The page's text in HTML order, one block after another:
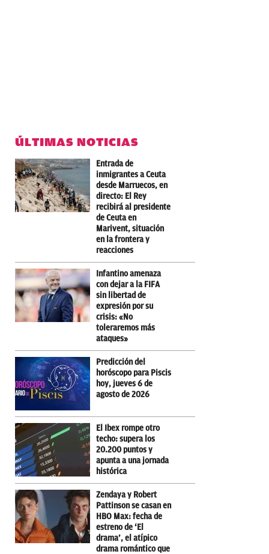
ÚLTIMAS NOTICIAS
Entrada de
inmigrantes a Ceuta
desde Marruecos, en
directo: El Rey
recibirá al presidente
de Ceuta en
Marivent, situación
en la frontera y
reacciones
Infantino amenaza
con dejar a la FIFA
sin libertad de
expresión por su
crisis: «No
toleraremos más
ataques»
Predicción del
horóscopo para Piscis
hoy, jueves 6 de
agosto de 2026
El Ibex rompe otro
techo: supera los
20.200 puntos y
apunta a una jornada
histórica
Zendaya y Robert
Pattinson se casan en
HBO Max: fecha de
estreno de ‘El
drama’, el atípico
drama romántico que